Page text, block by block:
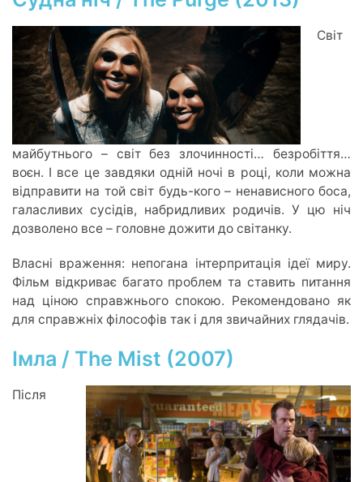
Світ
майбутнього – світ без злочинності… безробіття…
воєн. І все це завдяки одній ночі в році, коли можна
відправити на той світ будь-кого – ненависного боса,
галасливих сусідів, набридливих родичів. У цю ніч
дозволено все – головне дожити до світанку.
Власні враження: непогана інтерпритація ідеї миру.
Фільм відкриває багато проблем та ставить питання
над ціною справжнього спокою. Рекомендовано як
для справжніх філософів так і для звичайних глядачів.
Імла / The Mist (2007)
Після